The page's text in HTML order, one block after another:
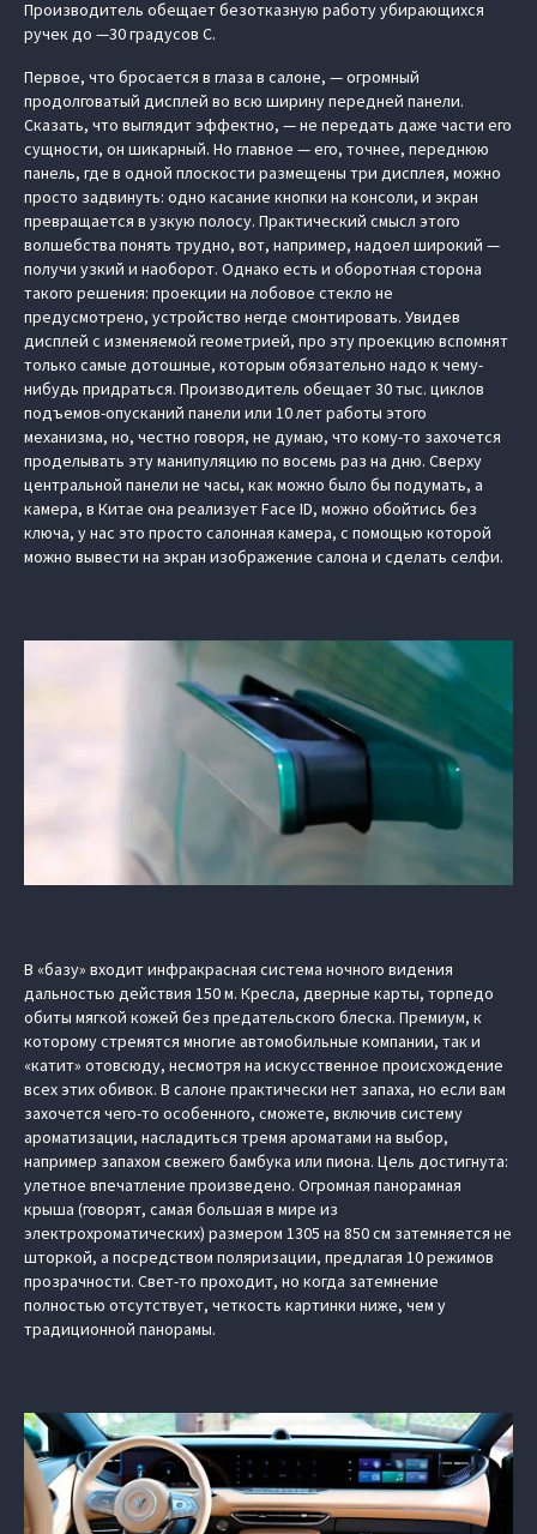
Производитель обещает безотказную работу убирающихся
ручек до —30 градусов С.
Первое, что бросается в глаза в салоне, — огромный
продолговатый дисплей во всю ширину передней панели.
Сказать, что выглядит эффектно, — не передать даже части его
сущности, он шикарный. Но главное — его, точнее, переднюю
панель, где в одной плоскости размещены три дисплея, можно
просто задвинуть: одно касание кнопки на консоли, и экран
превращается в узкую полосу. Практический смысл этого
волшебства понять трудно, вот, например, надоел широкий —
получи узкий и наоборот. Однако есть и оборотная сторона
такого решения: проекции на лобовое стекло не
предусмотрено, устройство негде смонтировать. Увидев
дисплей с изменяемой геометрией, про эту проекцию вспомнят
только самые дотошные, которым обязательно надо к чему-
нибудь придраться. Производитель обещает 30 тыс. циклов
подъемов-опусканий панели или 10 лет работы этого
механизма, но, честно говоря, не думаю, что кому-то захочется
проделывать эту манипуляцию по восемь раз на дню. Сверху
центральной панели не часы, как можно было бы подумать, а
камера, в Китае она реализует Face ID, можно обойтись без
ключа, у нас это просто салонная камера, с помощью которой
можно вывести на экран изображение салона и сделать селфи.
В «базу» входит инфракрасная система ночного видения
дальностью действия 150 м. Кресла, дверные карты, торпедо
обиты мягкой кожей без предательского блеска. Премиум, к
которому стремятся многие автомобильные компании, так и
«катит» отовсюду, несмотря на искусственное происхождение
всех этих обивок. В салоне практически нет запаха, но если вам
захочется чего-то особенного, сможете, включив систему
ароматизации, насладиться тремя ароматами на выбор,
например запахом свежего бамбука или пиона. Цель достигнута:
улетное впечатление произведено. Огромная панорамная
крыша (говорят, самая большая в мире из
электрохроматических) размером 1305 на 850 см затемняется не
шторкой, а посредством поляризации, предлагая 10 режимов
прозрачности. Свет-то проходит, но когда затемнение
полностью отсутствует, четкость картинки ниже, чем у
традиционной панорамы.